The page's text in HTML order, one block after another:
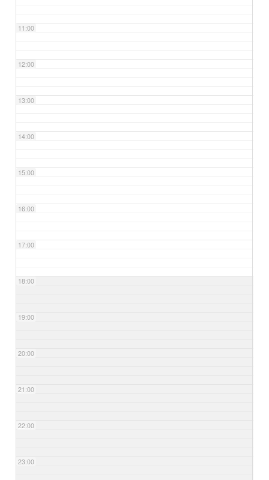
11:00
12:00
13:00
14:00
15:00
16:00
17:00
18:00
19:00
20:00
21:00
22:00
23:00